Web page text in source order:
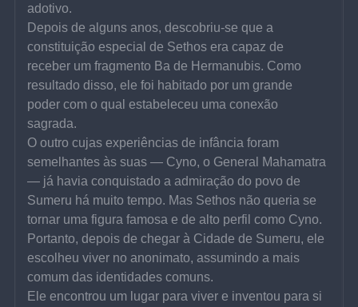
adotivo.
Depois de alguns anos, descobriu-se que a
constituição especial de Sethos era capaz de
receber um fragmento Ba de Hermanubis. Como
resultado disso, ele foi habitado por um grande
poder com o qual estabeleceu uma conexão
sagrada.
O outro cujas experiências de infância foram
semelhantes às suas — Cyno, o General Mahamatra
— já havia conquistado a admiração do povo de
Sumeru há muito tempo. Mas Sethos não queria se
tornar uma figura famosa e de alto perfil como Cyno.
Portanto, depois de chegar à Cidade de Sumeru, ele
escolheu viver no anonimato, assumindo a mais
comum das identidades comuns.
Ele encontrou um lugar para viver e inventou para si